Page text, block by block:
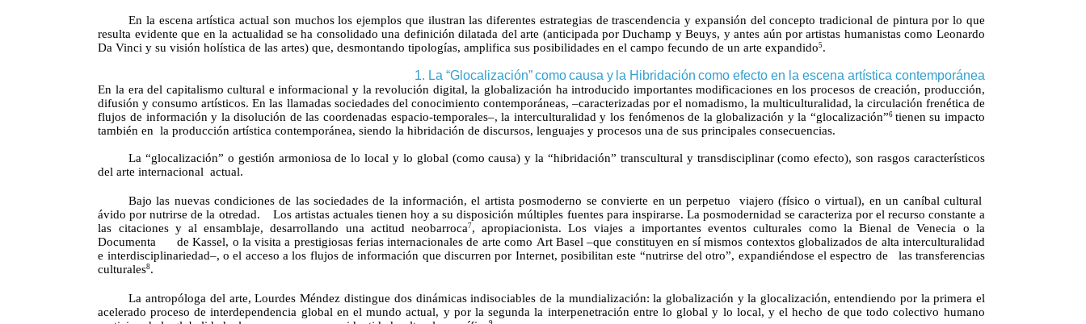
En la escena artística actual son muchos los ejemplos que ilustran las diferentes estrategias de trascendencia y expansión del concepto tradicional de pintura por lo que
resulta evidente que en la actualidad se ha consolidado una definición dilatada del arte (anticipada por Duchamp y Beuys, y antes aún por artistas humanistas como Leonardo
Da Vinci y su visión holística de las artes) que, desmontando tipologías, amplifica sus posibilidades en el campo fecundo de un arte expandido5 .
1. La “Glocalización” como causa y la Hibridación como efecto en la escena artística contemporánea
En la era del capitalismo cultural e informacional y la revolución digital, la globalización ha introducido importantes modificaciones en los procesos de creación, producción,
difusión y consumo artísticos. En las llamadas sociedades del conocimiento contemporáneas, –caracterizadas por el nomadismo, la multiculturalidad, la circulación frenética de
flujos de información y la disolución de las coordenadas espacio-temporales–, la interculturalidad y los fenómenos de la globalización y la “glocalización”6 tienen su impacto
tambiénen la producción artística contemporánea, siendo la hibridación de discursos, lenguajes y procesos una de sus principales consecuencias.
La “glocalización” o gestión armoniosa de lo local y lo global (como causa) y la “hibridación” transcultural y transdisciplinar (como efecto), son rasgos característicos
del arte internacional actual.
Bajo las nuevas condiciones de las sociedades de la información, el artistaposmoderno se convierte en unperpetuo viajero (físico o virtual), en un caníbal cultural
ávido por nutrirse de la otredad.
Los artistasactuales tienen hoy a su disposición múltiples fuentes para inspirarse. La posmodernidad se caracteriza por el recurso constante a
las citaciones y al ensamblaje, desarrollando una actitudneobarroca7,apropiacionista. Los viajes aimportanteseventos culturales como la Bienal de Venecia o la
Documenta
de Kassel, o la visita a prestigiosas ferias internacionales de artecomo ArtBasel –que constituyen en sí mismos contextos globalizados de alta interculturalidad
e interdisciplinariedad–, o el acceso a los flujos de información que discurren por Internet, posibilitan este “nutrirse del otro”, expandiéndose el espectro de
las transferencias
culturales8 .
La antropóloga del arte, Lourdes Méndez distingue dos dinámicas indisociables de la mundialización: la globalización y la glocalización, entendiendo por la primera el
acelerado proceso de interdependencia global en el mundo actual, y por la segunda la interpenetración entre lo global y lo local, y el hecho de que todo colectivo humano